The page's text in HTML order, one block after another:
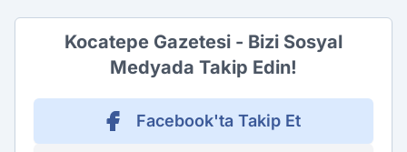
Kocatepe Gazetesi - Bizi Sosyal
Medyada Takip Edin!
Facebook'ta Takip Et